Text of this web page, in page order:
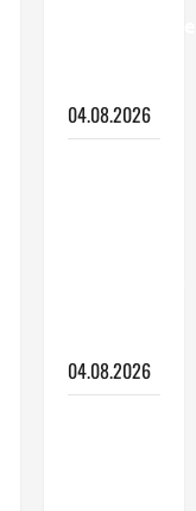
04.08.2026
04.08.2026